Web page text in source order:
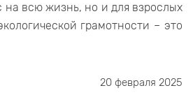
на всю жизнь, но и для взрослых
грамотности – это
20 февраля 2025